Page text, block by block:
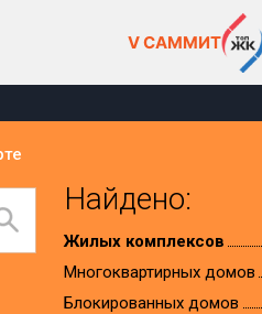
V САММИТ
Найдено:
Жилых комплексов
Многоквартирных домов
Блокированных домов